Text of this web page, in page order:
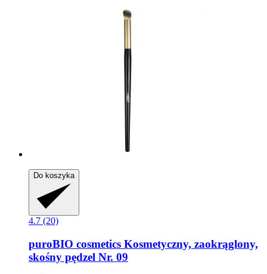
Do koszyka
4.7 (20)
puroBIO cosmetics Kosmetyczny, zaokrąglony,
skośny pędzel Nr. 09